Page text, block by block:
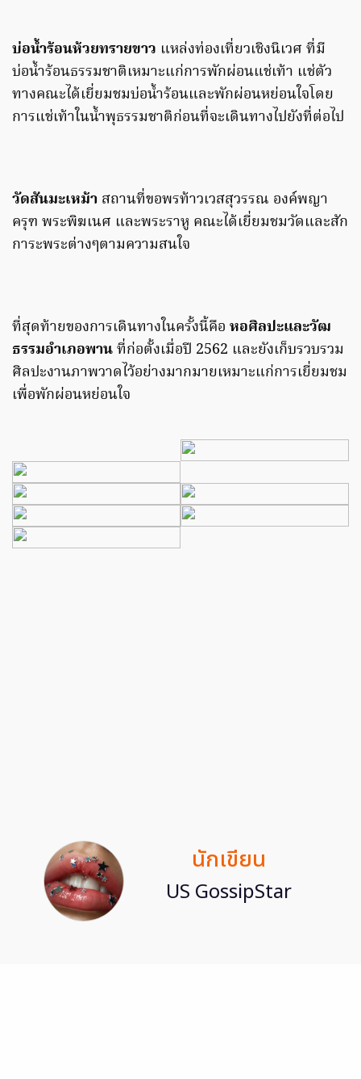
บ่อน้ำร้อนห้วยทรายขาว แหล่งท่องเที่ยวเชิงนิเวศ ที่มี
บ่อน้ำร้อนธรรมชาติเหมาะแก่การพักผ่อนแช่เท้า แช่ตัว
ทางคณะได้เยี่ยมชมบ่อน้ำร้อนและพักผ่อนหย่อนใจโดย
การแช่เท้าในน้ำพุธรรมชาติก่อนที่จะเดินทางไปยังที่ต่อไป
วัดสันมะเหม้า สถานที่ขอพรท้าวเวสสุวรรณ องค์พญา
ครุฑ พระพิฆเนศ และพระราหู คณะได้เยี่ยมชมวัดและสัก
การะพระต่างๆตามความสนใจ
ที่สุดท้ายของการเดินทางในครั้งนี้คือ หอศิลปะและวัฒ
ธรรมอำเภอพานที่ก่อตั้งเมื่อปี 2562 และยังเก็บรวบรวม
ศิลปะงานภาพวาดไว้อย่างมากมายเหมาะแก่การเยี่ยมชม
เพื่อพักผ่อนหย่อนใจ
นักเขียน
US GossipStar